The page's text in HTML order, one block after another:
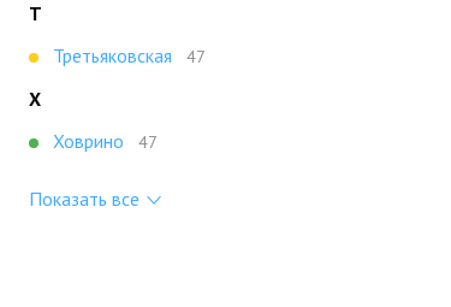
Т
Третьяковская
47
Х
Ховрино
47
Показать все